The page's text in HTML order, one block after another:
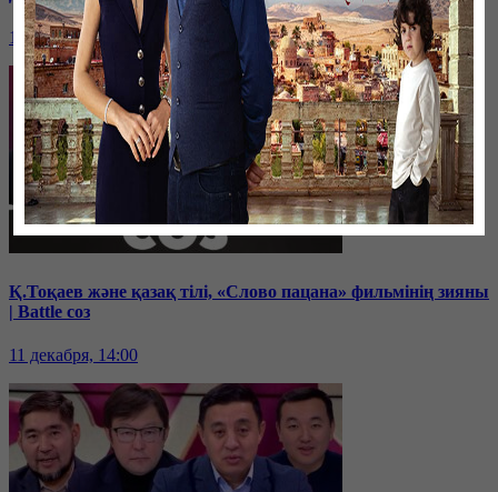
19 декабря, 14:00
Қ.Тоқаев және қазақ тілі, «Слово пацана» фильмінің зияны
| Battle соз
11 декабря, 14:00